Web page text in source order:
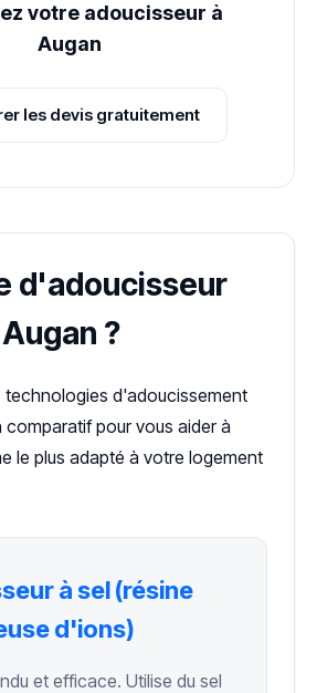
votre adoucisseur à
Augan
les devis gratuitement
d'adoucisseur
?
technologies d'adoucissement
comparatif pour vous aider à
le plus adapté à votre logement
à sel (résine
d'ions)
et efficace. Utilise du sel